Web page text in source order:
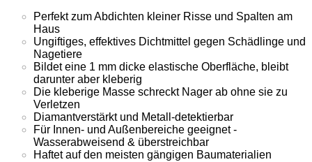
Perfekt zum Abdichten kleiner Risse und Spalten am
Haus
Ungiftiges, effektives Dichtmittel gegen Schädlinge und
Nagetiere
Bildet eine 1 mm dicke elastische Oberfläche, bleibt
darunter aber kleberig
Die kleberige Masse schreckt Nager ab ohne sie zu
Verletzen
Diamantverstärkt und Metall-detektierbar
Für Innen- und Außenbereiche geeignet -
Wasserabweisend & überstreichbar
Haftet auf den meisten gängigen Baumaterialien